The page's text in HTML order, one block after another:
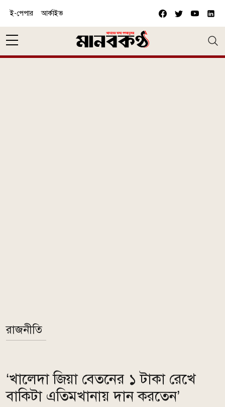
ই-পেপার আর্কাইভ
রাজনীতি
‘খালেদা জিয়া বেতনের ১ টাকা রেখে
বাকিটা এতিমখানায় দান করতেন’